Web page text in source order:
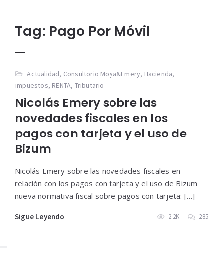
Tag: Pago Por Móvil
Actualidad, Consultorio Moya&Emery, Hacienda,
impuestos, RENTA, Tributario
Nicolás Emery sobre las
novedades fiscales en los
pagos con tarjeta y el uso de
Bizum
Nicolás Emery sobre las novedades fiscales en
relación con los pagos con tarjeta y el uso de Bizum
nueva normativa fiscal sobre pagos con tarjeta: […]
Sigue Leyendo 2.2K 285